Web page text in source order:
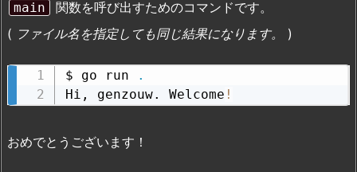
main
関数を呼び出すためのコマンドです。
( ファイル名を指定しても同じ結果になります。 )
$ go run
.
Hi, genzouw. Welcome !
おめでとうございます！